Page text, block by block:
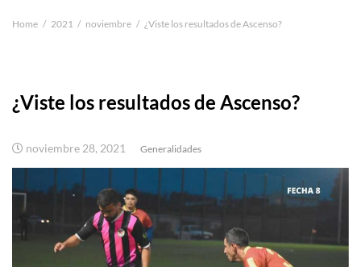
Home 2021 noviembre ¿Viste los resultados de Ascenso?
¿Viste los resultados de Ascenso?
noviembre 28, 2021 Generalidades